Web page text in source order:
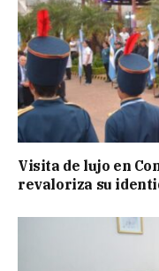
Visita de lujo en
revaloriza su